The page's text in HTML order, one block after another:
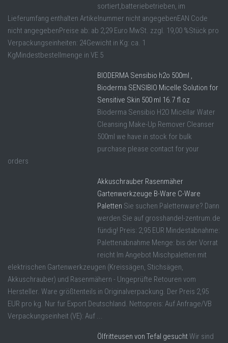
sortiert,batteriebetrieben, im
Lieferumfang enthalten Artikelnummer nicht angegebenEAN Code
nicht angegebenPreise ab: ab 2,29 Euro MwSt. zzgl. 19,00 %Stück pro
Verpackungseinheiten: 24Gewicht in Kg: ca. 1
KgMindestbestellmenge in VE 5
BIODERMA Sensibio h2o 500ml ,
Bioderma SENSIBIO Micelle Solution for
Sensitive Skin 500 ml 16.7 fl oz
Bioderma Sensibio H2O Micellar Water
Cleansing Make-Up Remover Cleanser
500ml we have in stock for bulk
purchase please contact for your
orders
Akkuschrauber Rasenmäher
Gartenwerkzeuge B-Ware C-Ware
Paletten Sie suchen Palettenware? Dann
werden Sie auf grosshandel-zentrum.de
fündig! Preis: 2,95 EUR Mindestabnahme:
Palettenabnahme Menge: bis der Vorrat
reicht Im Angebot Mischpaletten mit
elektrischen Gartenwerkzeugen (Kreissägen, Stichsägen,
Akkuschrauber) und Rasenmähern - Ungeprüfte Retouren vom
Hersteller. Ware größtenteils in Originalverpackung. Der Preis 2,95
EUR pro kg. Nur fur Export Deutschland. Nettopreis: Auf Anfrage/VB
Verpackungseinheit (VE): Auf ...
Ölfritteusen von Tefal gesuchtWir sind